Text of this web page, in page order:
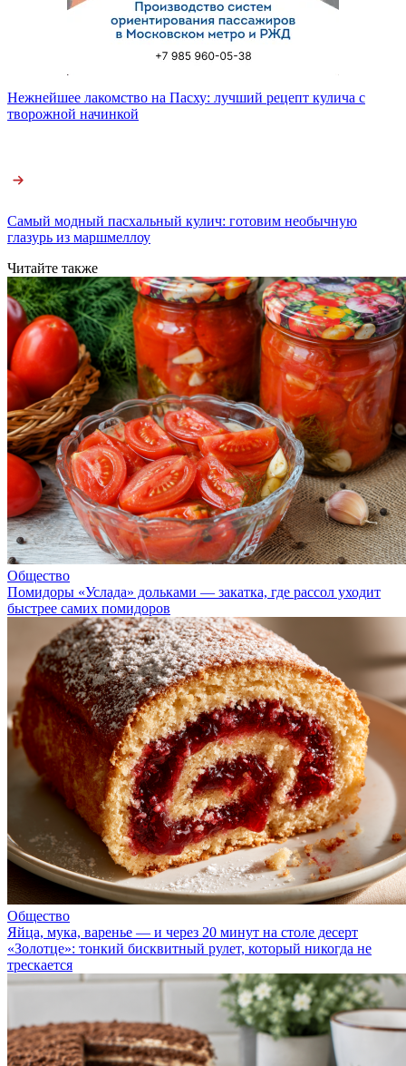
Нежнейшее лакомство на Пасху: лучший рецепт кулича с
творожной начинкой
Самый модный пасхальный кулич: готовим необычную
глазурь из маршмеллоу
Читайте также
Общество
Помидоры «Услада» дольками — закатка, где рассол уходит
быстрее самих помидоров
Общество
Яйца, мука, варенье — и через 20 минут на столе десерт
«Золотце»: тонкий бисквитный рулет, который никогда не
трескается